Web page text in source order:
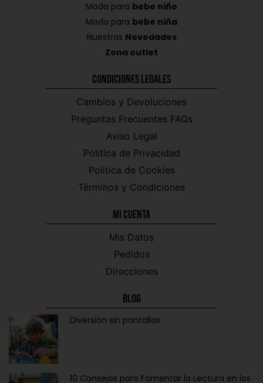
Moda para bebe niño
Moda para bebe niña
Nuestras Novedades
Zona outlet
Condiciones Legales
Cambios y Devoluciones
Preguntas Frecuentes FAQs
Aviso Legal
Política de Privacidad
Política de Cookies
Términos y Condiciones
Mi CUENTA
Mis Datos
Pedidos
Direcciones
Blog
Diversión sin pantallas
10 Consejos para Fomentar la Lectura en los